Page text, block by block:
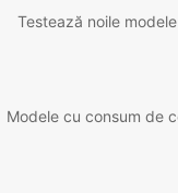
Testează noile modele
Modele cu consum de